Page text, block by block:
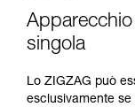
singola
Lo ZIGZAG può
esclusivamente se